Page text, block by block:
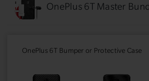
OnePlus 6T Master
OnePlus 6T Bumper or Protective Case